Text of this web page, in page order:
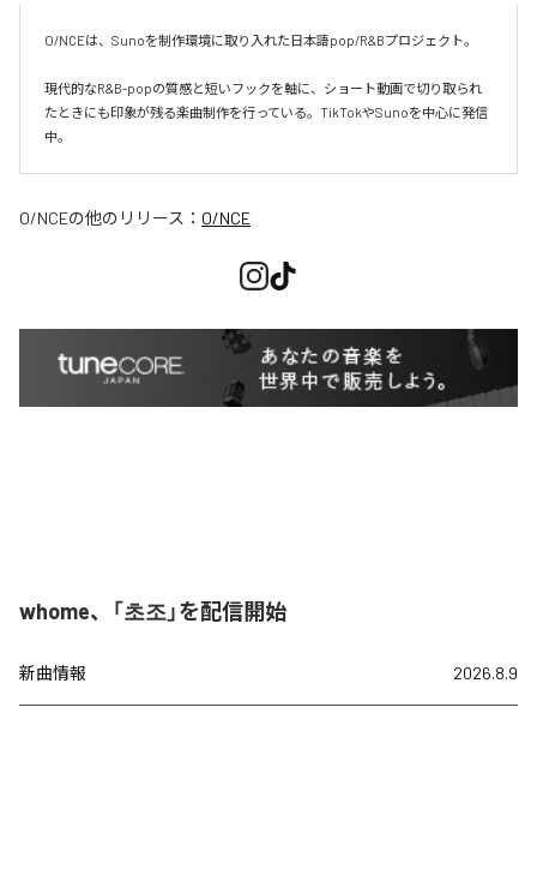
O/NCEは、Sunoを制作環境に取り入れた日本語pop/R&Bプロジェクト。
現代的なR&B-popの質感と短いフックを軸に、ショート動画で切り取られ
たときにも印象が残る楽曲制作を行っている。TikTokやSunoを中心に発信
O/NCEの他のリリース： O/NCE
whome、「초조」を配信開始
新曲情報 2026.8.9